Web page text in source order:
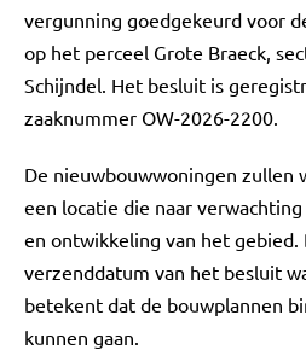
vergunning goedgekeurd voor
op het perceel Grote Braeck,
Schijndel. Het besluit is
zaaknummer OW-2026-2200.
De nieuwbouwwoningen zullen
een locatie die naar
en ontwikkeling van het gebied.
verzenddatum van het besluit
betekent dat de bouwplannen
kunnen gaan.